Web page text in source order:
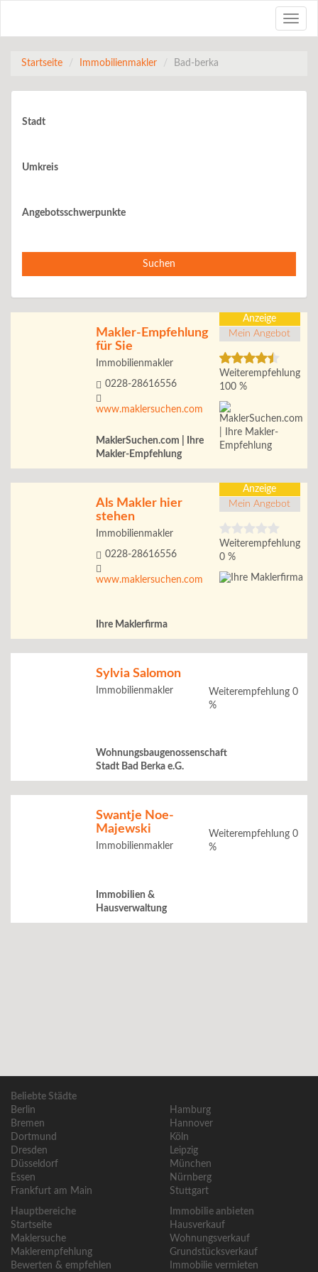
Toggle
Startseite Immobilienmakler Bad-berka
Stadt
Umkreis
Angebotsschwerpunkte
Suchen
Makler-Empfehlung
für Sie
Immobilienmakler
0228-28616556
www.maklersuchen.com
MaklerSuchen.com | Ihre
Makler-Empfehlung
Anzeige
Mein Angebot
Weiterempfehlung
100 %
Als Makler hier
stehen
Immobilienmakler
0228-28616556
www.maklersuchen.com
Ihre Maklerfirma
Anzeige
Mein Angebot
Weiterempfehlung
0 %
Sylvia Salomon
Immobilienmakler
Wohnungsbaugenossenschaft
Stadt Bad Berka e.G.
Weiterempfehlung 0
%
Swantje Noe-
Majewski
Immobilienmakler
Immobilien &
Hausverwaltung
Weiterempfehlung 0
%
Beliebte Städte
Berlin
Bremen
Dortmund
Dresden
Düsseldorf
Essen
Frankfurt am Main
Hamburg
Hannover
Köln
Leipzig
München
Nürnberg
Stuttgart
Hauptbereiche
Startseite
Maklersuche
Maklerempfehlung
Bewerten & empfehlen
Immobilie anbieten
Hausverkauf
Wohnungsverkauf
Grundstücksverkauf
Immobilie vermieten